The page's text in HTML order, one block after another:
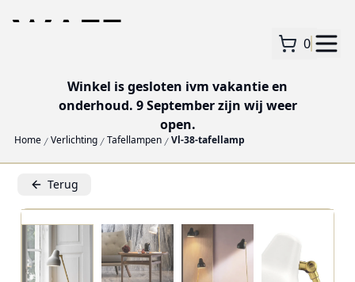
0
Winkel is gesloten ivm vakantie en
onderhoud. 9 September zijn wij weer
open.
Home Verlichting Tafellampen Vl-38-tafellamp
Terug